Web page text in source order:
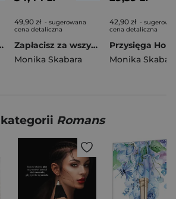
Tom 2
49,90 zł - sugerowana
cena detaliczna
Zapłacisz za wszystko. Dylogia Irlndzka. Tom 1
Monika Skabara
42,90 zł -
cena detaliczna
Monika
Romans